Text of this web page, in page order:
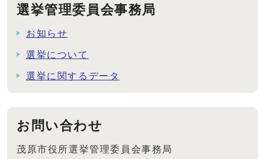
選挙管理委員会事務局
お知らせ
選挙について
選挙に関するデータ
お問い合わせ
茂原市役所選挙管理委員会事務局